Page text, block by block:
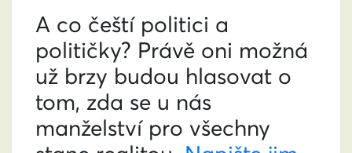
A co čeští politici a
političky? Právě oni možná
už brzy budou hlasovat o
tom, zda se u nás
manželství pro všechny